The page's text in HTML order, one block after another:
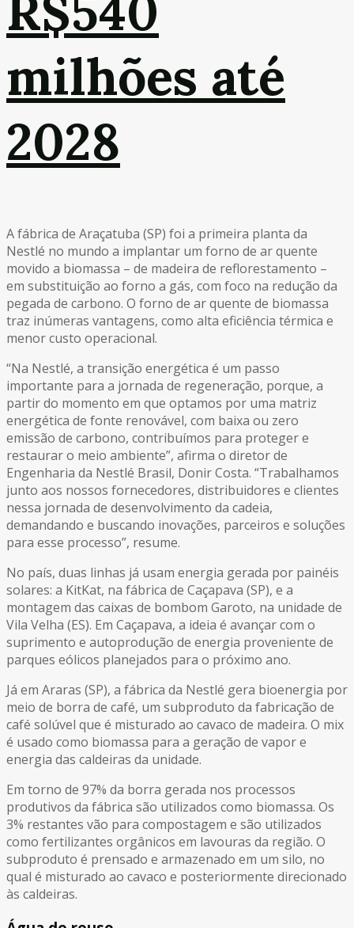
milhões até
2028
A fábrica de Araçatuba (SP) foi a primeira planta da
Nestlé no mundo a implantar um forno de ar quente
movido a biomassa – de madeira de reflorestamento –
em substituição ao forno a gás, com foco na redução da
pegada de carbono. O forno de ar quente de biomassa
traz inúmeras vantagens, como alta eficiência térmica e
menor custo operacional.
“Na Nestlé, a transição energética é um passo
importante para a jornada de regeneração, porque, a
partir do momento em que optamos por uma matriz
energética de fonte renovável, com baixa ou zero
emissão de carbono, contribuímos para proteger e
restaurar o meio ambiente”, afirma o diretor de
Engenharia da Nestlé Brasil, Donir Costa. “Trabalhamos
junto aos nossos fornecedores, distribuidores e clientes
nessa jornada de desenvolvimento da cadeia,
demandando e buscando inovações, parceiros e soluções
para esse processo”, resume.
No país, duas linhas já usam energia gerada por painéis
solares: a KitKat, na fábrica de Caçapava (SP), e a
montagem das caixas de bombom Garoto, na unidade de
Vila Velha (ES). Em Caçapava, a ideia é avançar com o
suprimento e autoprodução de energia proveniente de
parques eólicos planejados para o próximo ano.
Já em Araras (SP), a fábrica da Nestlé gera bioenergia por
meio de borra de café, um subproduto da fabricação de
café solúvel que é misturado ao cavaco de madeira. O mix
é usado como biomassa para a geração de vapor e
energia das caldeiras da unidade.
Em torno de 97% da borra gerada nos processos
produtivos da fábrica são utilizados como biomassa. Os
3% restantes vão para compostagem e são utilizados
como fertilizantes orgânicos em lavouras da região. O
subproduto é prensado e armazenado em um silo, no
qual é misturado ao cavaco e posteriormente direcionado
às caldeiras.